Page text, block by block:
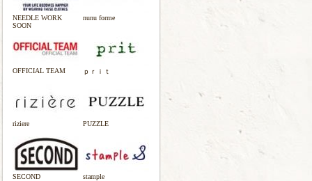
NEEDLE WORK
SOON
nunu forme
OFFICIAL TEAM ｐｒｉｔ
riziere PUZZLE
SECOND stample